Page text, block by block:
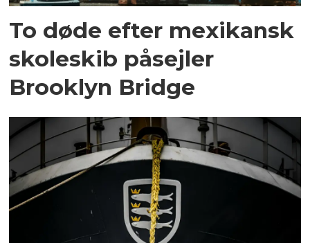
To døde efter mexikansk
skoleskib påsejler
Brooklyn Bridge